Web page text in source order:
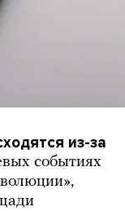
из-за
событиях